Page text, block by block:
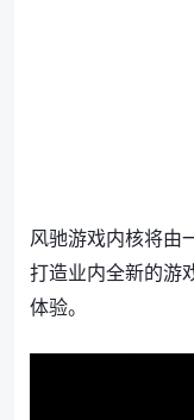
风驰游戏内核将由
打造业内全新的游
体验。